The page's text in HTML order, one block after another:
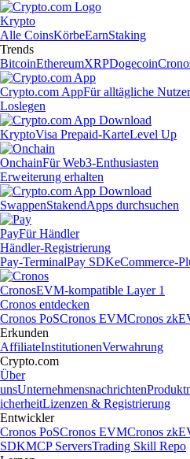
Krypto
Alle CoinsKörbeEarnStaking
Trends
BitcoinEthereumXRPDogecoin
Crypto.com AppFür alltägliche Nutzer
Loslegen
KryptoVisa Prepaid-KarteLevel Up
OnchainFür Web3-Enthusiasten
Erweiterung erhalten
SwappenStakendApps durchsuchen
PayFür Händler
Händler-Registrierung
Pay-TerminalPay SDKeCommerce-
CronosEVM-kompatible Layer 1
Cronos entdecken
Cronos PoSCronos EVMCronos
Erkunden
AffiliateInstitutionenVerwahrung
Crypto.com
Über
unsUnternehmensnachrichten
icherheitLizenzen & Registrierung
Entwickler
Cronos PoSCronos EVMCronos
SDKMCP ServersTrading Skill Repo